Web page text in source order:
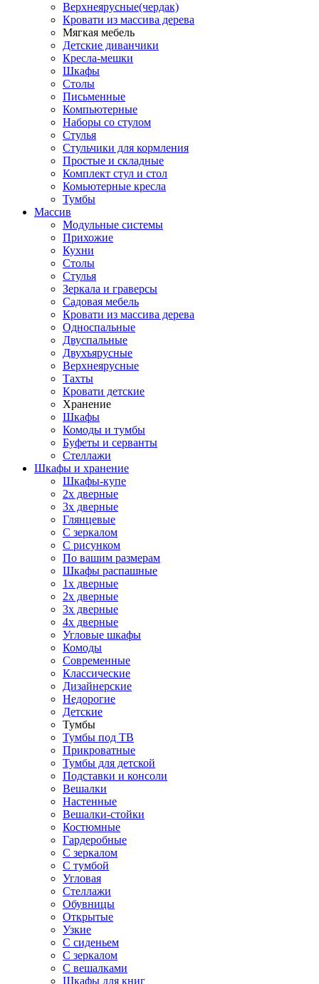
Верхнеярусные(чердак)
Кровати из массива дерева
Мягкая мебель
Детские диванчики
Кресла-мешки
Шкафы
Столы
Письменные
Компьютерные
Наборы со стулом
Стулья
Стульчики для кормления
Простые и складные
Комплект стул и стол
Комьютерные кресла
Тумбы
Массив
Модульные системы
Прихожие
Кухни
Столы
Стулья
Зеркала и граверсы
Садовая мебель
Кровати из массива дерева
Односпальные
Двуспальные
Двухъярусные
Верхнеярусные
Тахты
Кровати детские
Хранение
Шкафы
Комоды и тумбы
Буфеты и серванты
Стеллажи
Шкафы и хранение
Шкафы-купе
2х дверные
3х дверные
Глянцевые
С зеркалом
С рисунком
По вашим размерам
Шкафы распашные
1х дверные
2х дверные
3х дверные
4х дверные
Угловые шкафы
Комоды
Современные
Классические
Дизайнерские
Недорогие
Детские
Тумбы
Тумбы под ТВ
Прикроватные
Тумбы для детской
Подставки и консоли
Вешалки
Настенные
Вешалки-стойки
Костюмные
Гардеробные
С зеркалом
С тумбой
Угловая
Стеллажи
Обувницы
Открытые
Узкие
С сиденьем
С зеркалом
С вешалками
Шкафы для книг